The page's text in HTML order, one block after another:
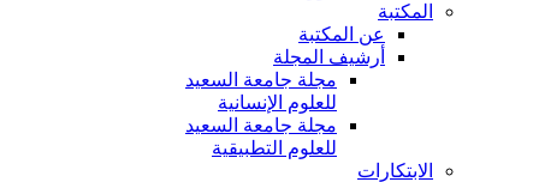
المكتبة
عن المكتبة
أرشيف المجلة
مجلة جامعة السعيد
للعلوم الإنسانية
مجلة جامعة السعيد
للعلوم التطبيقية
الابتكارات